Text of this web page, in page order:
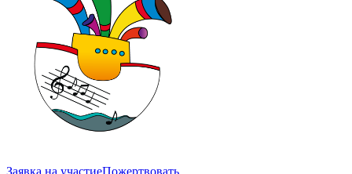
Заявка на участиеПожертвовать